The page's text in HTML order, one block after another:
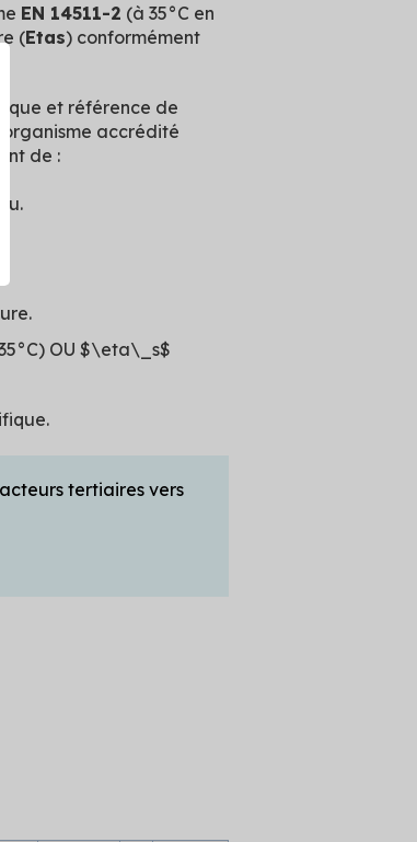
EN 14511-2 (à 35°C en
(Etas) conformément
et référence de
accrédité
de :
OU $\eta\_s$
tertiaires vers